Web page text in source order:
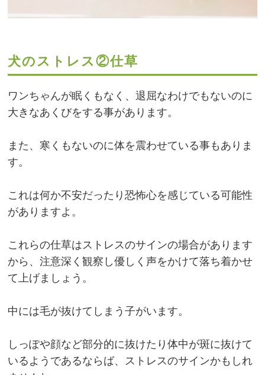
犬のストレス②仕草
ワンちゃんが眠くもなく、退屈なわけでもないのに
大きなあくびをする事があります。
また、寒くもないのに体を震わせている事もありま
す。
これは何か不安だったり恐怖心を感じている可能性
がありますよ。
これらの仕草はストレスのサインの場合があります
から、注意深く観察し優しく声をかけて落ち着かせ
て上げましょう。
中には毛が抜けてしまう子がいます。
しっぽや顔など部分的に抜けたり体中が斑に抜けて
いるようであるならば、ストレスのサインかもしれ